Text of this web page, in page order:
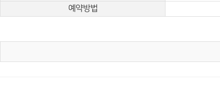
예약방법